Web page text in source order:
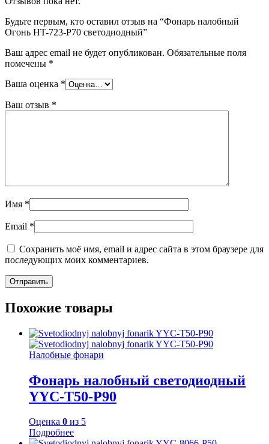
Будьте первым, кто оставил отзыв на “Фонарь налобный
Огонь HT-723-P70 светодиодный”
Ваш адрес email не будет опубликован. Обязательные поля
помечены *
Ваша оценка *
Ваш отзыв *
Имя *
Email *
Сохранить моё имя, email и адрес сайта в этом браузере для
последующих моих комментариев.
Похожие товары
Налобные фонари
Фонарь налобный светодиодный
YYC-Т50-P90
Оценка 0 из 5
Подробнее